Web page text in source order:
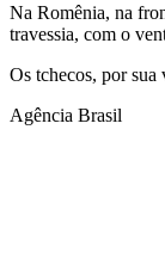
Na Romênia, na
travessia, com o
Os tchecos, por
Agência Brasil